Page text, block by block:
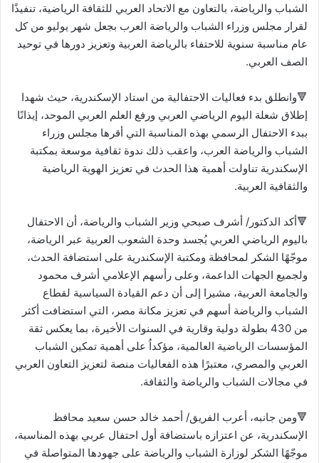
الشباب والرياضة، بالتعاون مع الاتحاد العربي للثقافة الرياضية، تنفيذًا
لقرار مجلس وزراء الشباب والرياضة العرب بجعل شهر يوليو من كل
عام مناسبة سنوية للاحتفاء بالرياضة العربية وتعزيز دورها في توحيد
الصف العربي.
🔻وانطلق بدء فعاليات الاحتفالية من استاد الإسكندرية، حيث شهدا
إطلاق شعلة اليوم الرياضي العربي ورفع العلم العربي الموحد، إيذانًا
ببدء الاحتفال الرسمي بهذه المناسبة التي أقرها مجلس وزراء
الشباب والرياضة العرب، واعقب ذلك ندوة ثقافية موسعة بمكتبة
الإسكندرية تناولت أهمية هذا الحدث في تعزيز الهوية الرياضية
والثقافية العربية.
🔻أكد الدكتور/ أشرف صبحي وزير الشباب والرياضة، أن الاحتفال
باليوم الرياضي العربي يُجسد وحدة الشعوب العربية عبر الرياضة،
موجّهًا الشكر لمحافظة ومكتبة الإسكندرية على استضافة الحدث،
ولجميع الجهات الداعمة، وعلى رأسهم الإعلامي أشرف محمود
والجامعة العربية، مشيرا إلى أن دعم القيادة السياسية لقطاع
الشباب والرياضة أسهم في تعزيز مكانة مصر، التي استضافت أكثر
من 430 بطولة دولية وقارية في السنوات الأخيرة، بما يعكس ثقة
المؤسسات الرياضية العالمية، مؤكداُ على أهمية تمكين الشباب
العربي والمصري، معتبرًا هذه الفعاليات منصة لتعزيز التعاون العربي
في مجالات الشباب والرياضة والثقافة.
🔻ومن جانبه، أعرب الفريق/ أحمد خالد حسن سعيد محافظ
الإسكندرية، عن اعتزازه باستضافة أول احتفال عربي بهذه المناسبة،
موجّهًا الشكر لوزارة الشباب والرياضة على جهودها المتواصلة في